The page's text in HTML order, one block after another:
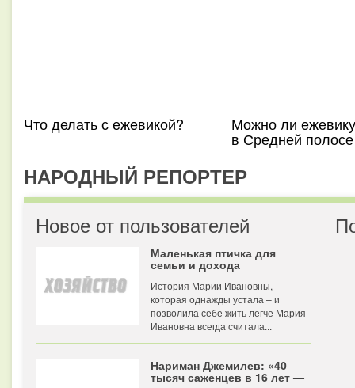
Что делать с ежевикой? Можно ли
в Средней полосе
НАРОДНЫЙ РЕПОРТЕР
Новое от пользователей
Маленькая птичка для
семьи и дохода
История Марии Ивановны,
которая однажды устала – и
позволила себе жить легче Мария
Ивановна всегда считала...
Нариман Джемилев: «40
тысяч саженцев в 16 лет —